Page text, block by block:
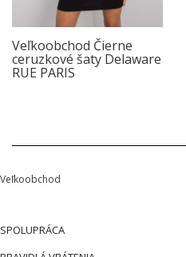
Veľkoobchod Čierne
ceruzkové šaty Delaware
RUE PARIS
Veľkoobchod
SPOLUPRÁCA